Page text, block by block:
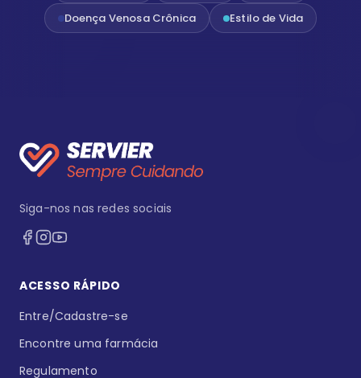
Doença Venosa Crônica
Estilo de Vida
Siga-nos nas redes sociais
ACESSO RÁPIDO
Entre/Cadastre-se
Encontre uma farmácia
Regulamento